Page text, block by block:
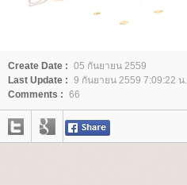
Create Date : 05 กันยายน 2559
Last Update : 9 กันยายน 2559 7:09:22 น.
Comments : 66